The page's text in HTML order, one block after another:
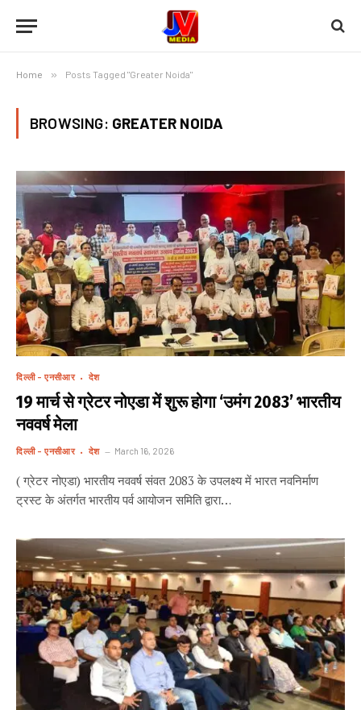
Home » Posts Tagged "Greater Noida"
BROWSING: GREATER NOIDA
दिल्ली - एनसीआर देश
19 मार्च से ग्रेटर नोएडा में शुरू होगा ‘उमंग 2083’ भारतीय
नववर्ष मेला
दिल्ली - एनसीआर देश March 16, 2026
( ग्रेटर नोएडा) भारतीय नववर्ष संवत 2083 के उपलक्ष्य में भारत नवनिर्माण
ट्रस्ट के अंतर्गत भारतीय पर्व आयोजन समिति द्वारा…